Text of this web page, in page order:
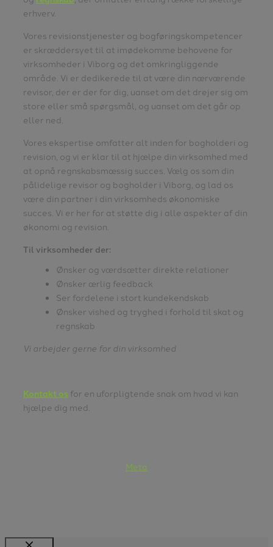
erhverv.
Vores revisionstjenester og bogføringskompetencer
er skræddersyet til at imødekomme behovene for
virksomheder i Viborg og det omkringliggende
område. Vi er dedikerede til at være din nærværende
revisor, der er der for dig, uanset om det drejer sig om
store eller små spørgsmål, og uanset om det går op
eller ned.
Vores ekspertise omfatter alt inden for bogholderi og
revision, og vi er klar til at hjælpe din virksomhed med
at opnå regnskabsmæssig succes. Vælg os som din
pålidelige revisor og bogholder i Viborg, og lad os
være din partner i din virksomheds økonomiske
succes. Vi er her for at støtte dig i alle aspekter af din
økonomi og revision.
Til virksomheder der:
Ønsker og værdsætter direkte relationer
Ønsker ærlig feedback
Ser fordelene i stort kundekendskab
Ønsker vished og tryghed i forhold til skat og
regnskab
Vi arbejder gerne for din virksomhed
Kontakt os for en uforpligtende snak om hvad vi kan
hjælpe dig med.
Meta